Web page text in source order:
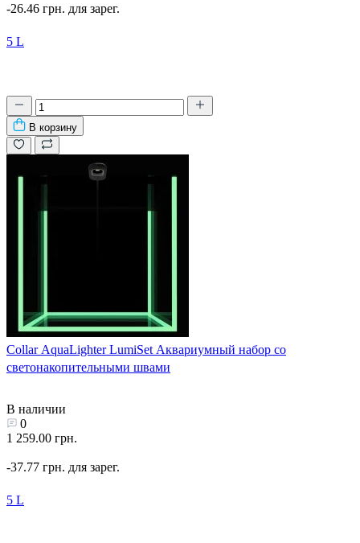
-26.46 грн. для зарег.
5 L
В корзину
Collar AquaLighter LumiSet Аквариумный набор со
светонакопительными швами
В наличии
0
1 259.00 грн.
-37.77 грн. для зарег.
5 L